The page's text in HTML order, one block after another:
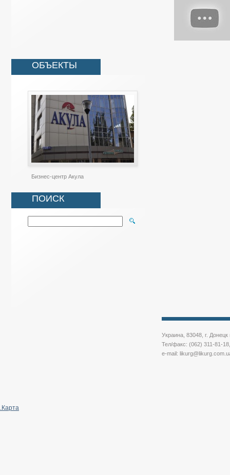
ОБЪЕКТЫ
Бизнес-центр Акула
ПОИСК
Украина, 83048, г.
Тел/факс: (062) 311-81-
e-mail:
.Карта